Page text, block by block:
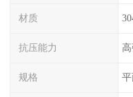
材质
抗压能力
规格